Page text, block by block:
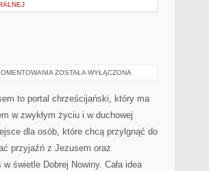
KONFUCJANIZM
ZOSTAŁA WYŁĄCZONA
to portal chrześcijański, który ma
w zwykłym życiu i w duchowej
dla osób, które chcą przylgnąć do
przyjaźń z Jezusem oraz
świetle Dobrej Nowiny. Cała idea